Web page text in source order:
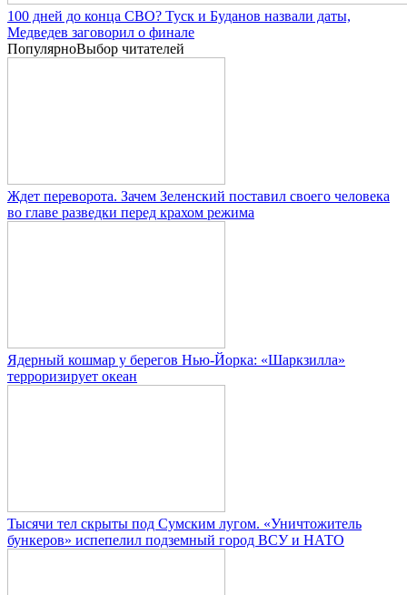
100 дней до конца СВО? Туск и Буданов назвали даты,
Медведев заговорил о финале
ПопулярноВыбор читателей
Ждет переворота. Зачем Зеленский поставил своего человека
во главе разведки перед крахом режима
Ядерный кошмар у берегов Нью-Йорка: «Шаркзилла»
терроризирует океан
Тысячи тел скрыты под Сумским лугом. «Уничтожитель
бункеров» испепелил подземный город ВСУ и НАТО